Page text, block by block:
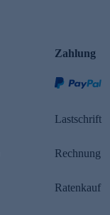
Zahlung
Lastschrift
Rechnung
Ratenkauf